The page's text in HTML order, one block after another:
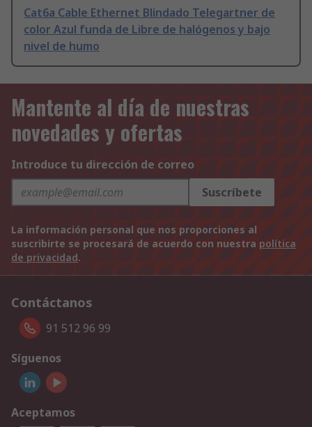
Cat6a Cable Ethernet Blindado Telegartner de
color Azul funda de Libre de halógenos y bajo
nivel de humo
Mantente al día de nuestras
novedades y ofertas
Introduce tu dirección de correo
Suscríbete
La información personal que nos proporciones al
suscribirte se procesará de acuerdo con nuestra política
de privacidad.
Contáctanos
91 512 96 99
Síguenos
Aceptamos